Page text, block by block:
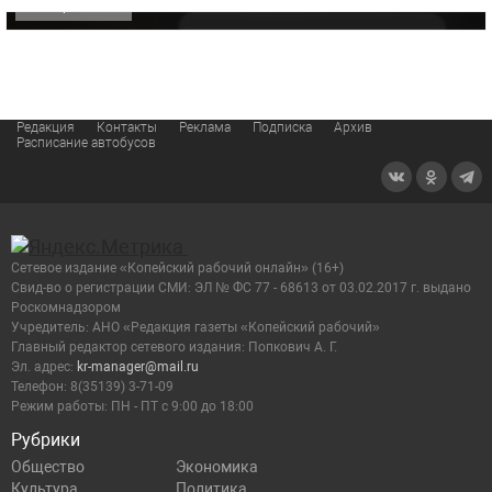
Редакция Контакты Реклама Подписка
Архив
Расписание автобусов
Рубрики
Общество
Экономика
Сетевое издание «Копейский рабочий онлайн» (16+)
Cвид-во о регистрации СМИ: ЭЛ № ФС 77 - 68613 от 03.02.2017 г. выдано
Роскомнадзором
Учредитель: АНО «Редакция газеты «Копейский рабочий»
Главный редактор сетевого издания: Попкович А. Г.
Эл. адрес: kr-manager@mail.ru
Телефон: 8(35139) 3-71-09
Режим работы: ПН - ПТ с 9:00 до 18:00